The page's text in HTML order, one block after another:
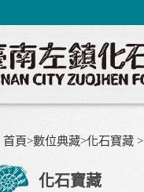
首頁>數位典藏>化石寶藏 >
化石寶藏